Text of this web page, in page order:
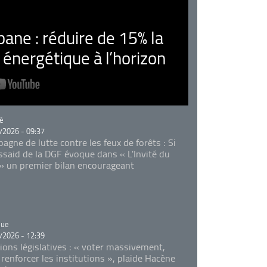
: réduire de 15% la
à l’horizon
- 09:37
de lutte contre les feux de forêts : Si
de la DGF évoque dans « L'Invité du
un premier bilan encourageant
- 12:39
législatives : « voter massivement,
les institutions », plaide Hacène